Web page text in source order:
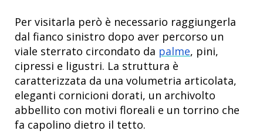
Per visitarla però è necessario raggiungerla
dal fianco sinistro dopo aver percorso un
viale sterrato circondato da palme, pini,
cipressi e ligustri. La struttura è
caratterizzata da una volumetria articolata,
eleganti cornicioni dorati, un archivolto
abbellito con motivi floreali e un torrino che
fa capolino dietro il tetto.